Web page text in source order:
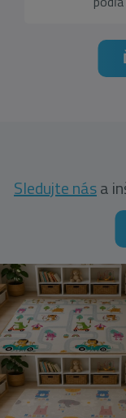
Sledujte nása